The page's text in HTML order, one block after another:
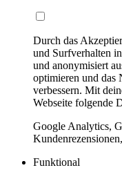
Durch das
und Surfverhalten
und anonymisiert
optimieren und das
verbessern. Mit
Webseite folgende
Google Analytics,
Funktional